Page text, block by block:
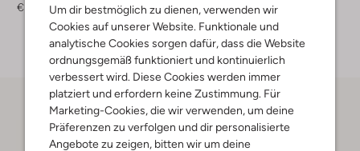
Um dir bestmöglich zu dienen, verwenden wir
Cookies auf unserer Website. Funktionale und
analytische Cookies sorgen dafür, dass die Website
ordnungsgemäß funktioniert und kontinuierlich
verbessert wird. Diese Cookies werden immer
platziert und erfordern keine Zustimmung. Für
Marketing-Cookies, die wir verwenden, um deine
Präferenzen zu verfolgen und dir personalisierte
Angebote zu zeigen, bitten wir um deine
€ 72,99
€ 39,99 € 19,99
+ mehr farben